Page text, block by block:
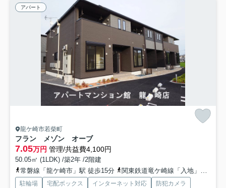
アパート
龍ケ崎市若柴町
フラン メゾン オーブ
7.05万円 管理/共益費4,100円
50.05㎡ (1LDK) /築2年 /2階建
常磐線「龍ケ崎市」駅 徒歩15分
関東鉄道竜ケ崎線「入地」駅 徒歩22分
駐輪場 宅配ボックス インターネット対応
防犯カメラ